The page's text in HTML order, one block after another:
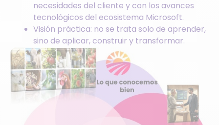
necesidades del cliente y con los avances
tecnológicos del ecosistema Microsoft.
Visión práctica: no se trata solo de aprender,
sino de aplicar, construir y transformar.